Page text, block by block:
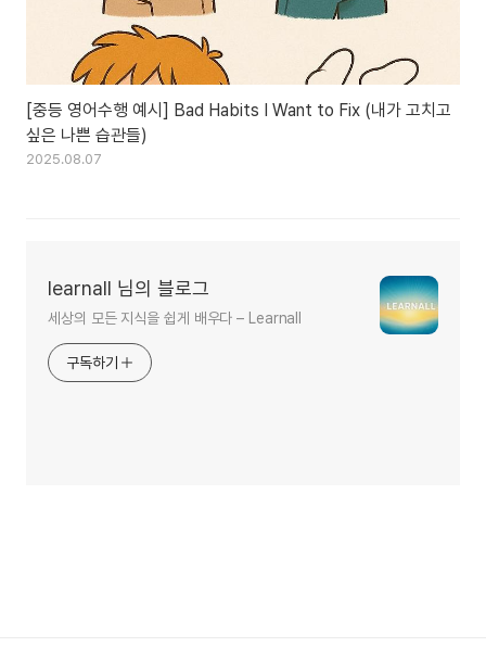
[중등 영어수행 예시] Bad Habits I Want to Fix (내가 고치고
싶은 나쁜 습관들)
2025.08.07
learnall 님의 블로그
세상의 모든 지식을 쉽게 배우다 – Learnall
구독하기